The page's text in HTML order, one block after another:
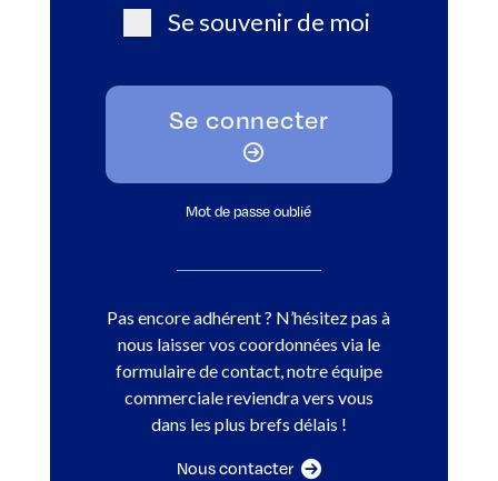
Se souvenir de moi
Mot de passe oublié
Pas encore adhérent ? N’hésitez pas à
nous laisser vos coordonnées via le
formulaire de contact, notre équipe
commerciale reviendra vers vous
dans les plus brefs délais !
Nous contacter